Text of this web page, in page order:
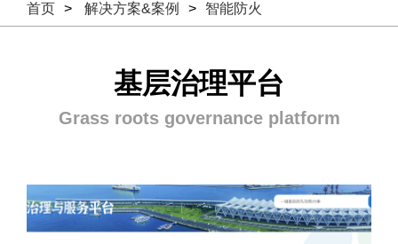
首页 > 解决方案&案例 > 智能防火
基层治理平台
Grass roots governance platform